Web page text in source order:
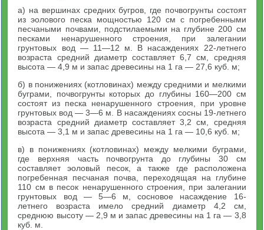
а) на вершинах средних бугров, где почвогрунты состоят
из эолового песка мощностью 120 см с погребенными
песчаными почвами, подстилаемыми на глубине 200 см
песками ненарушенного строения, при залегании
грунтовых вод — 11—12 м. В насаждениях 22-летнего
возраста средний диаметр составляет 6,7 см, средняя
высота — 4,9 м и запас древесины на 1 га — 27,6 куб. м;
б) в понижениях (котловинах) между средними и мелкими
буграми, почвогрунты которых до глубины 160—200 см
состоят из песка ненарушенного строения, при уровне
грунтовых вод — 3—6 м. В насаждениях сосны 19-летнего
возраста средний диаметр составляет 3,2 см, средняя
высота — 3,1 м и запас древесины на 1 га — 10,6 куб. м;
в) в понижениях (котловинах) между мелкими буграми,
где верхняя часть почвогрунта до глубины 30 см
составляет эоловый песок, а также где расположена
погребенная песчаная почва, переходящая на глубине
110 см в песок ненарушенного строения, при залегании
грунтовых вод — 5—6 м, сосновое насаждение 16-
летнего возраста имело средний диаметр 4,2 см,
среднюю высоту — 2,9 м и запас древесины на 1 га — 3,8
куб. м.